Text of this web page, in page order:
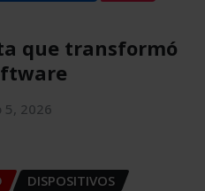
que transformó
5, 2026
DISPOSITIVOS